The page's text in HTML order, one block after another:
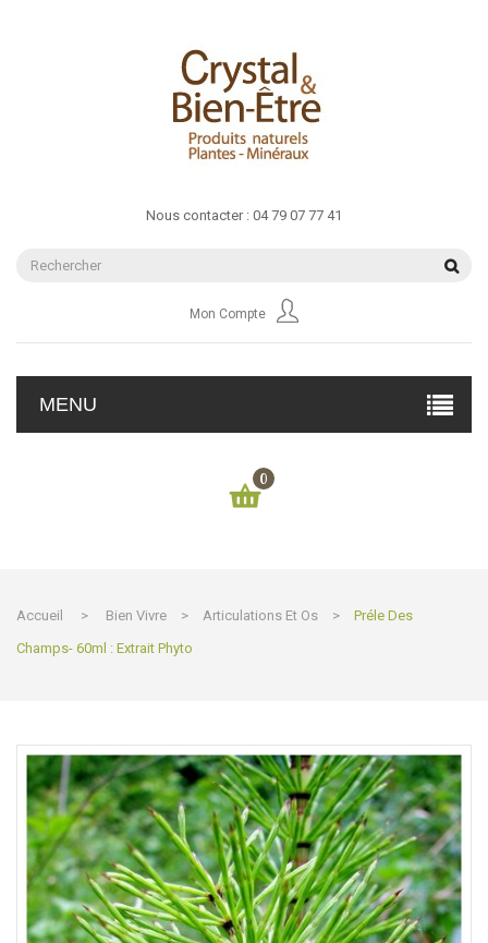
Nous contacter : 04 79 07 77 41
Mon Compte
MENU
0
Accueil > Bien Vivre > Articulations Et Os >
Préle Des
Champs- 60ml : Extrait Phyto